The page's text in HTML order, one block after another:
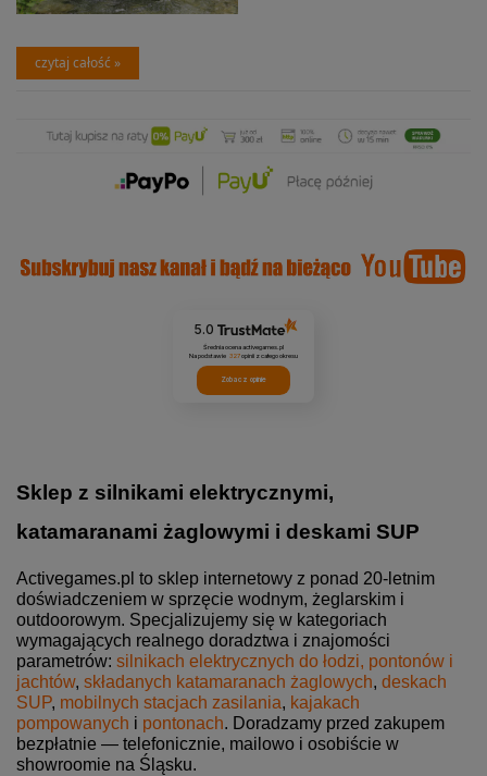
czytaj całość »
5.0
Średnia ocena activegames.pl
Na podstawie 327opinii z całego okresu
Zobacz opinie
Sklep z silnikami elektrycznymi,
katamaranami żaglowymi i deskami SUP
Activegames.pl to sklep internetowy z ponad 20-letnim
doświadczeniem w sprzęcie wodnym, żeglarskim i
outdoorowym. Specjalizujemy się w kategoriach
wymagających realnego doradztwa i znajomości
parametrów: silnikach elektrycznych do łodzi, pontonów i
jachtów, składanych katamaranach żaglowych, deskach
SUP, mobilnych stacjach zasilania, kajakach
pompowanych i pontonach. Doradzamy przed zakupem
bezpłatnie — telefonicznie, mailowo i osobiście w
showroomie na Śląsku.